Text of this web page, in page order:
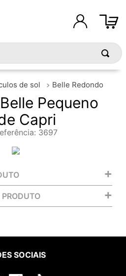
de sol Belle Redondo
Pequeno
Capri
: 3697
+
+
SOCIAIS